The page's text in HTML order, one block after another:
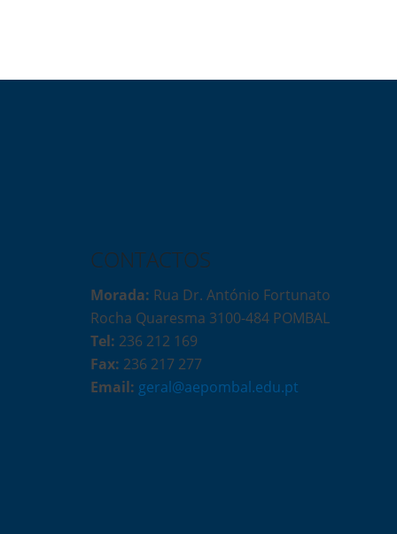
CONTACTOS
Morada: Rua Dr. António Fortunato
Rocha Quaresma 3100-484 POMBAL
Tel: 236 212 169
Fax: 236 217 277
Email: geral@aepombal.edu.pt